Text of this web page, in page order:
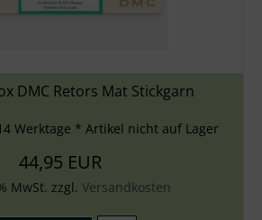
DMC Retors Mat Stickgarn
Werktage * Artikel nicht auf Lager
44,95 EUR
MwSt. zzgl. Versandkosten